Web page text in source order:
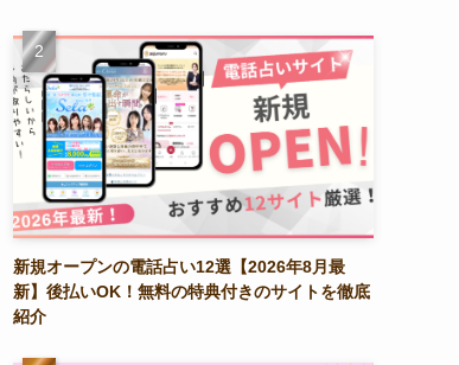
新規オープンの電話占い12選【2026年8月最
新】後払いOK！無料の特典付きのサイトを徹底
紹介